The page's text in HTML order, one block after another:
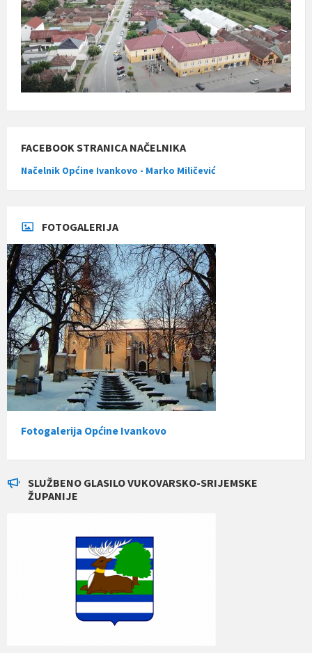
FACEBOOK STRANICA NAČELNIKA
Načelnik Općine Ivankovo - Marko Miličević
FOTOGALERIJA
Fotogalerija Općine Ivankovo
SLUŽBENO GLASILO VUKOVARSKO-SRIJEMSKE
ŽUPANIJE